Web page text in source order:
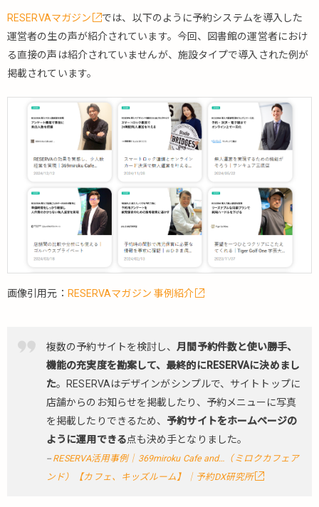
RESERVAマガジン
では、以下のように予約システムを導入した
運営者の生の声が紹介されています。今回、図書館の運営者におけ
る直接の声は紹介されていませんが、施設タイプで導入された例が
掲載されています。
画像引用元： RESERVAマガジン 事例紹介
複数の予約サイトを検討し、 月間予約件数と使い勝手、
機能の充実度を勘案して、最終的にRESERVAに決めまし
た。RESERVAはデザインがシンプルで、サイトトップに
店舗からのお知らせを掲載したり、予約メニューに写真
を掲載したりできるため、 予約サイトをホームページの
ように運用できる点も決め手となりました。
RESERVA活用事例｜369miroku Cafe and…（ミロクカフェア
ンド）【カフェ、キッズルーム】│予約DX研究所